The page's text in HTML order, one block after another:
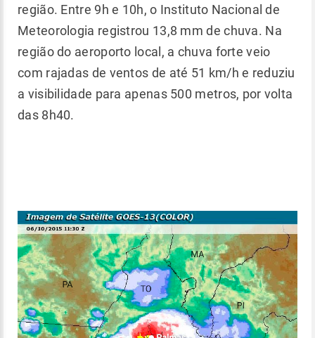
região. Entre 9h e 10h, o Instituto Nacional de
Meteorologia registrou 13,8 mm de chuva. Na
região do aeroporto local, a chuva forte veio
com rajadas de ventos de até 51 km/h e reduziu
a visibilidade para apenas 500 metros, por volta
das 8h40.